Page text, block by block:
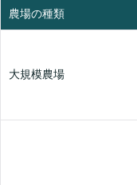
農場の種類
大規模農場